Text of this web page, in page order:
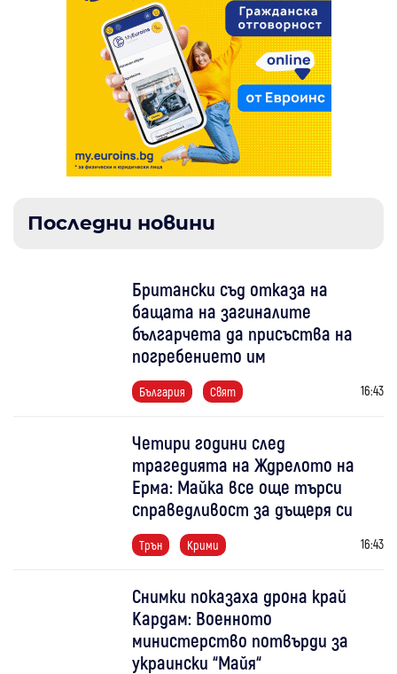
Последни новини
Британски съд отказа на
бащата на загиналите
българчета да присъства на
погребението им
България Свят 16:43
Четири години след
трагедията на Ждрелото на
Ерма: Майка все още търси
справедливост за дъщеря си
Трън Крими 16:43
Снимки показаха дрона край
Кардам: Военното
министерство потвърди за
украински “Майя“